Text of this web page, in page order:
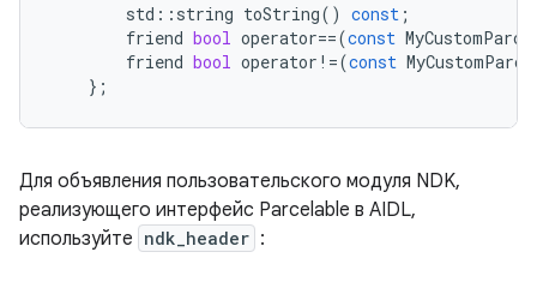
std :: string toString() const ;
friend bool operator==(const
friend bool operator !=(const
};
Для объявления пользовательского модуля NDK,
реализующего интерфейс Parcelable в AIDL,
используйте ndk_header :